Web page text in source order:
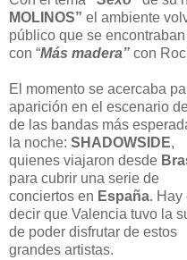
MOLINOS” el ambiente
público que se
con “Más madera” con
El momento se acercaba
aparición en el escenario
de las bandas más
la noche: SHADOWSIDE,
quienes viajaron desde
para cubrir una serie de
conciertos en España. Hay
decir que Valencia tuvo la
de poder disfrutar de estos
grandes artistas.